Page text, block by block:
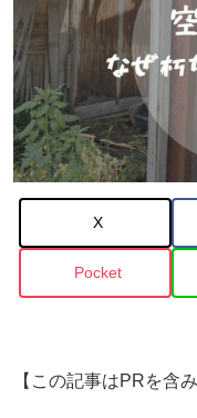
X
Pocket
【この記事はPRを含み